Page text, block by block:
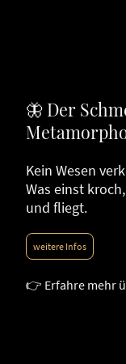
🦋 Der
Kein Wesen
Was einst
und fliegt.
weitere Infos
👉 Erfahre mehr